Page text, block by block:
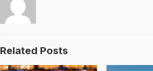
Related Posts